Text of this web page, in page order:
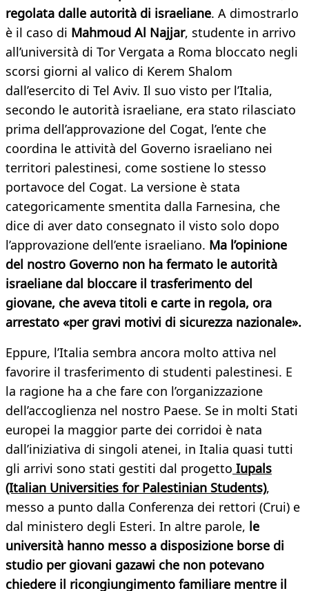
regolata dalle autorità di israeliane. A dimostrarlo
è il caso di Mahmoud Al Najjar, studente in arrivo
all’università di Tor Vergata a Roma bloccato negli
scorsi giorni al valico di Kerem Shalom
dall’esercito di Tel Aviv. Il suo visto per l’Italia,
secondo le autorità israeliane, era stato rilasciato
prima dell’approvazione del Cogat, l’ente che
coordina le attività del Governo israeliano nei
territori palestinesi, come sostiene lo stesso
portavoce del Cogat. La versione è stata
categoricamente smentita dalla Farnesina, che
dice di aver dato consegnato il visto solo dopo
l’approvazione dell’ente israeliano. Ma l’opinione
del nostro Governo non ha fermato le autorità
israeliane dal bloccare il trasferimento del
giovane, che aveva titoli e carte in regola, ora
arrestato «per gravi motivi di sicurezza nazionale».
Eppure, l’Italia sembra ancora molto attiva nel
favorire il trasferimento di studenti palestinesi. E
la ragione ha a che fare con l’organizzazione
dell’accoglienza nel nostro Paese. Se in molti Stati
europei la maggior parte dei corridoi è nata
dall’iniziativa di singoli atenei, in Italia quasi tutti
gli arrivi sono stati gestiti dal progetto Iupals
(Italian Universities for Palestinian Students),
messo a punto dalla Conferenza dei rettori (Crui) e
dal ministero degli Esteri. In altre parole, le
università hanno messo a disposizione borse di
studio per giovani gazawi che non potevano
chiedere il ricongiungimento familiare mentre il